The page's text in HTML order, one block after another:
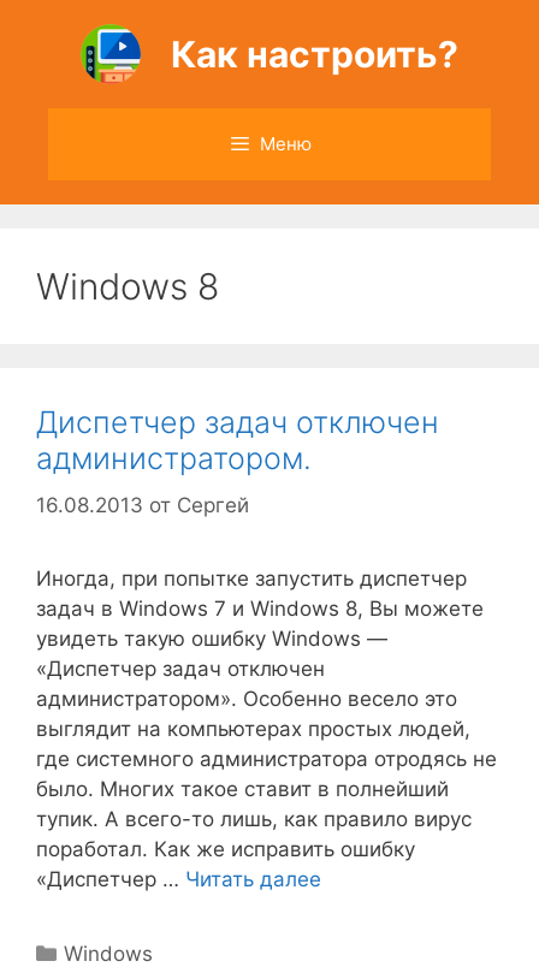
содержимому
Как настроить?
Меню
Windows 8
Диспетчер задач отключен
администратором.
16.08.2013 от Сергей
Иногда, при попытке запустить диспетчер
задач в Windows 7 и Windows 8, Вы можете
увидеть такую ошибку Windows —
«Диспетчер задач отключен
администратором». Особенно весело это
выглядит на компьютерах простых людей,
где системного администратора отродясь не
было. Многих такое ставит в полнейший
тупик. А всего-то лишь, как правило вирус
поработал. Как же исправить ошибку
«Диспетчер … Читать далее
Рубрики
Windows